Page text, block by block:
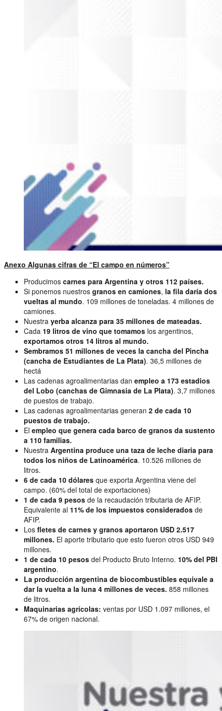
Anexo Algunas cifras de “El campo en números”
Producimos carnes para Argentina y otros 112 países.
Si ponemos nuestros granos en camiones, la fila daría dos
vueltas al mundo. 109 millones de toneladas. 4 millones de
camiones.
Nuestra yerba alcanza para 35 millones de mateadas.
Cada 19 litros de vino que tomamos los argentinos,
exportamos otros 14 litros al mundo.
Sembramos 51 millones de veces la cancha del Pincha
(cancha de Estudiantes de La Plata). 36,5 millones de
hectá
Las cadenas agroalimentarias dan empleo a 173 estadios
del Lobo (canchas de Gimnasia de La Plata). 3,7 millones
de puestos de trabajo.
Las cadenas agroalimentarias generan 2 de cada 10
puestos de trabajo.
El empleo que genera cada barco de granos da sustento
a 110 familias.
Nuestra Argentina produce una taza de leche diaria para
todos los niños de Latinoamérica. 10.526 millones de
litros.
6 de cada 10 dólares que exporta Argentina viene del
campo. (60% del total de exportaciones)
1 de cada 9 pesos de la recaudación tributaria de AFIP.
Equivalente al 11% de los impuestos considerados de
AFIP.
Los fletes de carnes y granos aportaron USD 2.517
millones. El aporte tributario que esto fueron otros USD 949
millones.
1 de cada 10 pesos del Producto Bruto Interno. 10% del PBI
argentino.
La producción argentina de biocombustibles equivale a
dar la vuelta a la luna 4 millones de veces. 858 millones
de litros.
Maquinarias agrícolas: ventas por USD 1.097 millones, el
67% de origen nacional.